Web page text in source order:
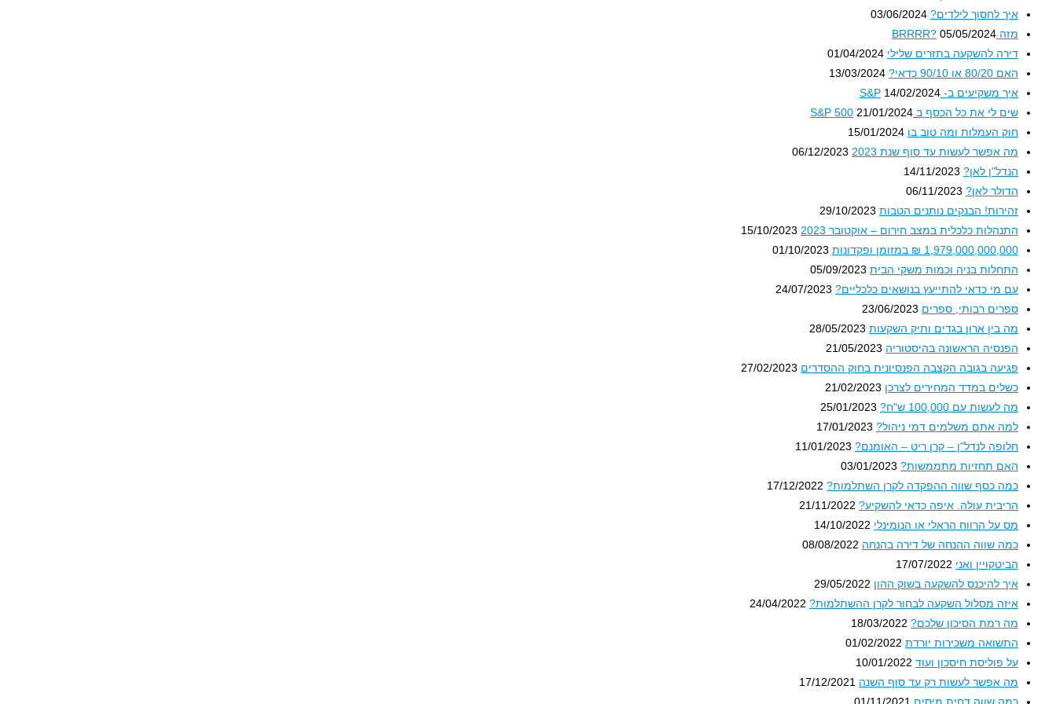
איך לחסוך לילדים? 03/06/2024
מזה BRRRR? 05/05/2024
דירה להשקעה בתזרים שלילי 01/04/2024
האם 80/20 או 90/10 כדאי?
13/03/2024
איך משקיעים ב- S&P 14/02/2024
שים לי את כל הכסף ב S&P 500 21/01/2024
חוק העמלות ומה טוב בו 15/01/2024
מה אפשר לעשות עד סוף שנת 2023
06/12/2023
הנדל"ן לאן? 14/11/2023
הדולר לאן? 06/11/2023
זהירות! הבנקים נותנים הטבות 29/10/2023
התנהלות כלכלית במצב חירום – אוקטובר 2023
15/10/2023
1,979,000,000,000 ₪ במזומן ופקדונות
01/10/2023
התחלות בניה וכמות משקי הבית 05/09/2023
עם מי כדאי להתייעץ בנושאים כלכליים? 24/07/2023
ספרים רבותי, ספרים 23/06/2023
מה בין ארון בגדים ותיק השקעות 28/05/2023
הפנסיה הראשונה בהיסטוריה 21/05/2023
פגיעה בגובה הקצבה הפנסיונית בחוק ההסדרים 27/02/2023
כשלים במדד המחירים לצרכן 21/02/2023
מה לעשות עם 100,000 ש"ח?
25/01/2023
למה אתם משלמים דמי ניהול? 17/01/2023
חלופה לנדל"ן – קרן ריט – האומנם? 11/01/2023
האם תחזיות מתממשות? 03/01/2023
כמה כסף שווה ההפקדה לקרן השתלמות? 17/12/2022
הריבית עולה. איפה כדאי להשקיע? 21/11/2022
מס על הרווח הראלי או הנומינלי 14/10/2022
כמה שווה ההנחה של דירה בהנחה 08/08/2022
הביטקויין ואני 17/07/2022
איך להיכנס להשקעה בשוק ההון 29/05/2022
איזה מסלול השקעה לבחור לקרן ההשתלמות? 24/04/2022
מה רמת הסיכון שלכם? 18/03/2022
התשואה משכירות יורדת 01/02/2022
על פוליסת חיסכון ועוד 10/01/2022
מה אפשר לעשות רק עד סוף השנה 17/12/2021